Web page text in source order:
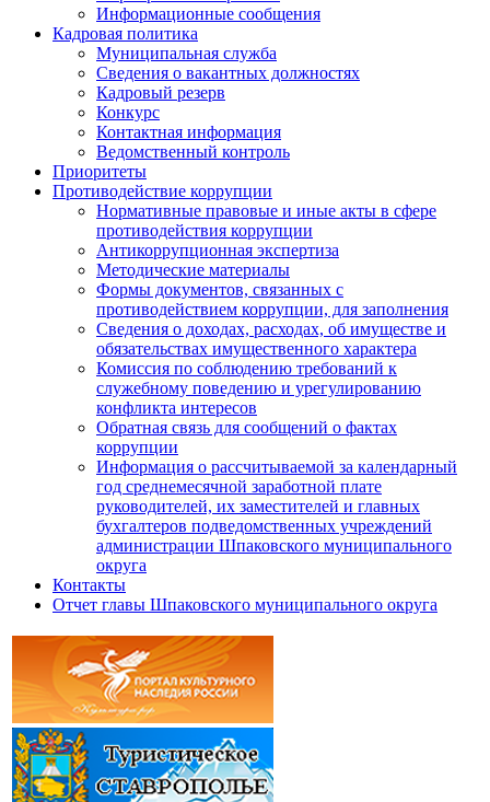
Информационные сообщения
Кадровая политика
Муниципальная служба
Сведения о вакантных должностях
Кадровый резерв
Конкурс
Контактная информация
Ведомственный контроль
Приоритеты
Противодействие коррупции
Нормативные правовые и иные акты в сфере
противодействия коррупции
Антикоррупционная экспертиза
Методические материалы
Формы документов, связанных с
противодействием коррупции, для заполнения
Сведения о доходах, расходах, об имуществе и
обязательствах имущественного характера
Комиссия по соблюдению требований к
служебному поведению и урегулированию
конфликта интересов
Обратная связь для сообщений о фактах
коррупции
Информация о рассчитываемой за календарный
год среднемесячной заработной плате
руководителей, их заместителей и главных
бухгалтеров подведомственных учреждений
администрации Шпаковского муниципального
округа
Контакты
Отчет главы Шпаковского муниципального округа